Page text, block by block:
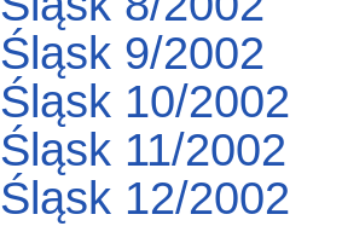
Śląsk 9/2002
Śląsk 10/2002
Śląsk 11/2002
Śląsk 12/2002